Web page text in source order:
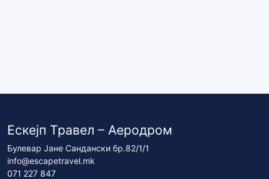
Ескејп Травел – Аеродром
Булевар Јане Сандански бр.82/1/1
info@escapetravel.mk
071 227 847